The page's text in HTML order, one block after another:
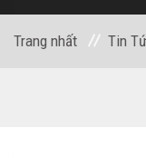
Trang nhất Tin